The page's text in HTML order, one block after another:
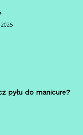
pyłu do manicure?